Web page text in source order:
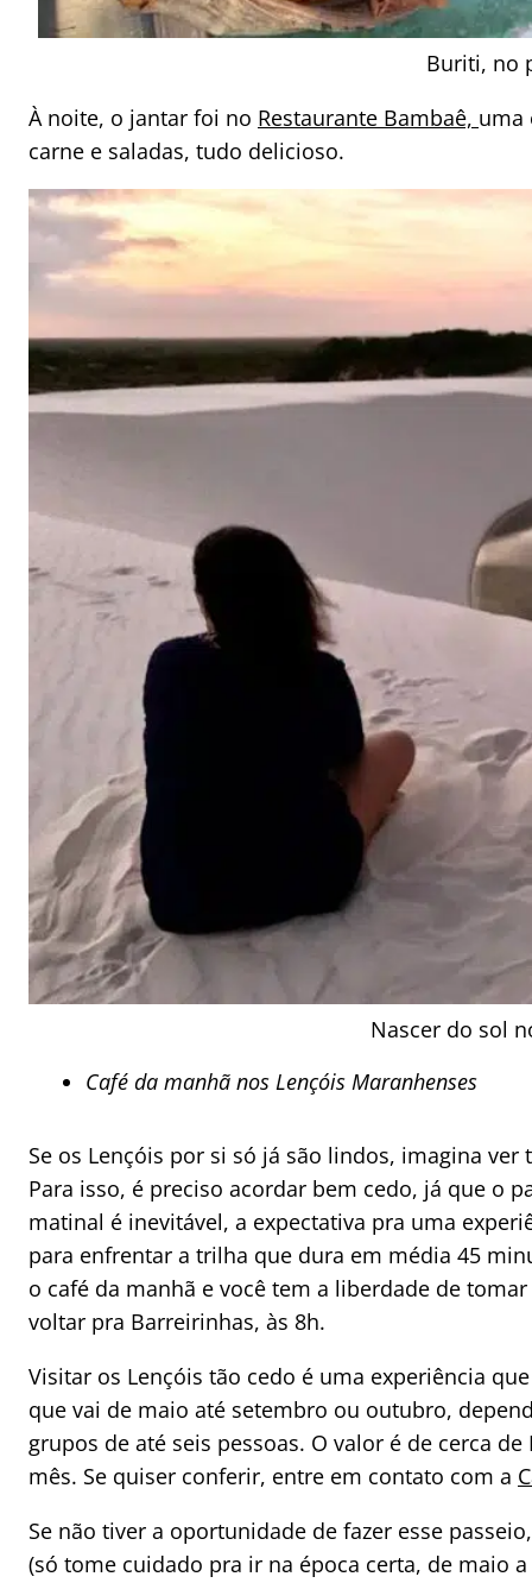
Buriti, no
À noite, o jantar foi no Restaurante Bambaê, uma
carne e saladas, tudo delicioso.
Nascer do sol
Café da manhã nos Lençóis Maranhenses
Se os Lençóis por si só já são lindos, imagina
Para isso, é preciso acordar bem cedo, já que o
matinal é inevitável, a expectativa pra uma
para enfrentar a trilha que dura em média 45
o café da manhã e você tem a liberdade de
voltar pra Barreirinhas, às 8h.
Visitar os Lençóis tão cedo é uma experiência
que vai de maio até setembro ou outubro,
grupos de até seis pessoas. O valor é de cerca
mês. Se quiser conferir, entre em contato com a
Se não tiver a oportunidade de fazer esse
(só tome cuidado pra ir na época certa, de maio